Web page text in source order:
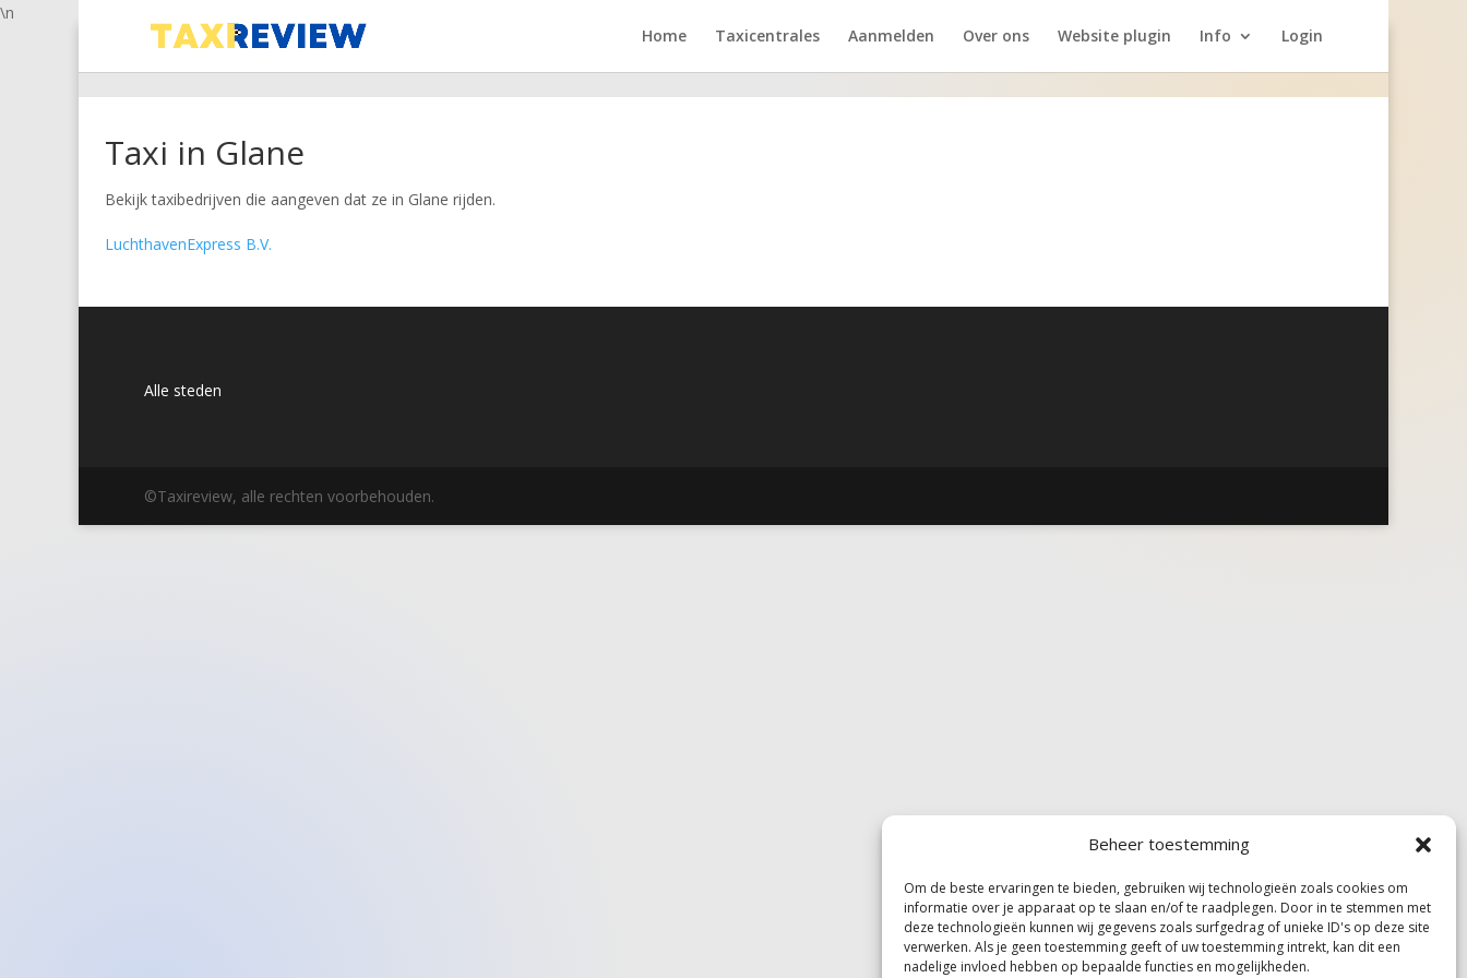
Beheer toestemming
Om de beste ervaringen te bieden, gebruiken wij technologieën zoals cookies om
informatie over je apparaat op te slaan en/of te raadplegen. Door in te stemmen met
deze technologieën kunnen wij gegevens zoals surfgedrag of unieke ID's op deze site
verwerken. Als je geen toestemming geeft of uw toestemming intrekt, kan dit een
nadelige invloed hebben op bepaalde functies en mogelijkheden.
\n
Home
Taxicentrales Aanmelden Over ons Website plugin Info Login
Taxi in Glane
Bekijk taxibedrijven die aangeven dat ze in Glane rijden.
LuchthavenExpress B.V.
Alle steden
©Taxireview, alle rechten voorbehouden.